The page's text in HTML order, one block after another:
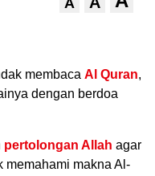
A
membaca Al Quran,
dengan berdoa
pertolongan Allah agar
memahami makna Al-